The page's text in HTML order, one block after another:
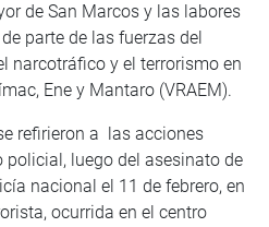
de San Marcos y las labores
parte de las fuerzas del
narcotráfico y el terrorismo en
Ene y Mantaro (VRAEM).
refirieron a las acciones
luego del asesinato de
nacional el 11 de febrero, en
ocurrida en el centro